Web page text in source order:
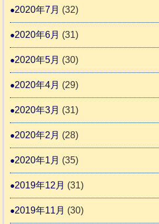
2020年7月 (32)
2020年6月 (31)
2020年5月 (30)
2020年4月 (29)
2020年3月 (31)
2020年2月 (28)
2020年1月 (35)
2019年12月 (31)
2019年11月 (30)